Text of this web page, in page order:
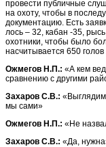
провести публичные
на охоту, чтобы в
документацию. Есть
лось – 32, кабан -35,
охотники, чтобы было
насчитывается 650
Ожмегов Н.П.: «А кем
сравнению с другими
Захаров С.В.: «Выглядим
мы сами»
Ожмегов Н.П.: «Не
Захаров С.В.: «Да,